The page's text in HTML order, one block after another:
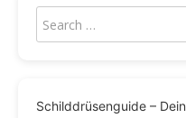
Schilddrüsenguide – Dein